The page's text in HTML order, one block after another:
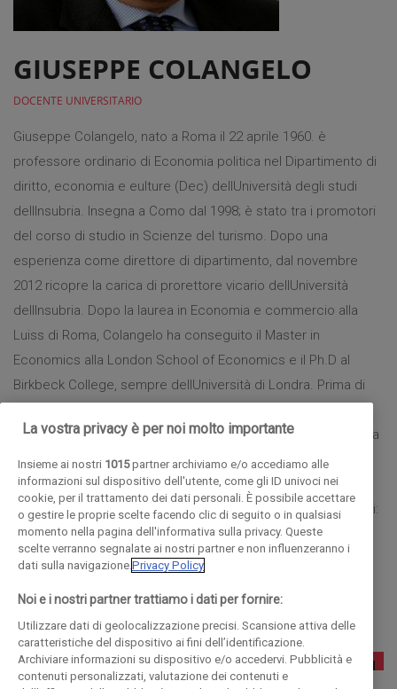
GIUSEPPE COLANGELO
DOCENTE UNIVERSITARIO
Giuseppe Colangelo, nato a Roma il 22 aprile 1960. è
professore ordinario di Economia politica nel Dipartimento di
diritto, economia e eulture (Dec) dellUniversità degli studi
dellInsubria. Insegna a Como dal 1998; è stato tra i promotori
del corso di studio in Scienze del turismo. Dopo una
esperienza come direttore di dipartimento, dal novembre
2012 ricopre la carica di prorettore vicario dellUniversità
dellInsubria. Dopo la laurea in Economia e commercio alla
Luiss di Roma, Colangelo ha conseguito il Master in
Economics alla London School of Economics e il Ph.D al
Birkbeck College, sempre dellUniversità di Londra. Prima di
Sacro Cuore e allInstitute for Advanced Studies di Vienna. Ha
pubblicato diversi saggi e articoli di economia industriale,
microeconomia e finanza pubblica su riviste economiche
specializzate sia nazionali che internazionali. Tra i più recenti: 
La Politica Europea della concorrenza in tempo di crisi: la
questione degli aiuti di Stato, 2012, in Economia come
Mulino, Bologna.
La vostra privacy è per noi molto importante
Insieme ai nostri 1015partner archiviamo e/o accediamo alle
informazioni sul dispositivo dell'utente, come gli ID univoci nei
cookie, per il trattamento dei dati personali. È possibile accettare
o gestire le proprie scelte facendo clic di seguito o in qualsiasi
momento nella pagina dell'informativa sulla privacy. Queste
scelte verranno segnalate ai nostri partner e non influenzeranno i
dati sulla navigazione. Privacy Policy
Noi e i nostri partner trattiamo i dati per fornire:
Utilizzare dati di geolocalizzazione precisi. Scansione attiva delle
caratteristiche del dispositivo ai fini dell’identificazione.
Archiviare informazioni su dispositivo e/o accedervi. Pubblicità e
contenuti personalizzati, valutazione dei contenuti e